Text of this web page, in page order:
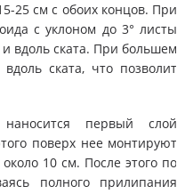
25 см с обоих концов. При
с уклоном до 3° листы
вдоль ската. При большем
ската, что позволит
первый слой
поверх нее монтируют
10 см. После этого по
полного прилипания